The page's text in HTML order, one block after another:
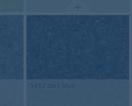
5112 dark blue